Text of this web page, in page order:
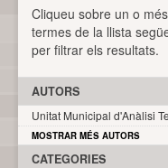
Cliqueu sobre un o més
termes de la llista
per filtrar els resultats.
AUTORS
Unitat Municipal d'Anàlisi
MOSTRAR MÉS AUTORS
CATEGORIES